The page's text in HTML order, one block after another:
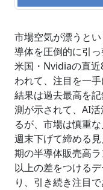
市場空気が漂うと
導体を圧倒的に引
米国・Nvidiaの直
われて、注目を一
結果は過去最高を
測が示されて、AI
るが、市場は慎重
週末下げて締める
期の半導体販売高
以上の差をつける
り、引き続き注目